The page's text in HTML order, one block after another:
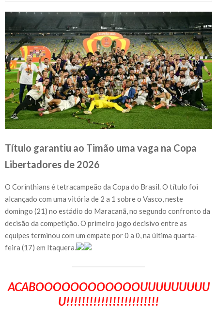
Título garantiu ao Timão uma vaga na Copa
Libertadores de 2026
O Corinthians é tetracampeão da Copa do Brasil. O título foi
alcançado com uma vitória de 2 a 1 sobre o Vasco, neste
domingo (21) no estádio do Maracanã, no segundo confronto da
decisão da competição. O primeiro jogo decisivo entre as
equipes terminou com um empate por 0 a 0, na última quarta-
feira (17) em Itaquera.
ACABOOOOOOOOOOOOUUUUUUUUU
U!!!!!!!!!!!!!!!!!!!!!!!!